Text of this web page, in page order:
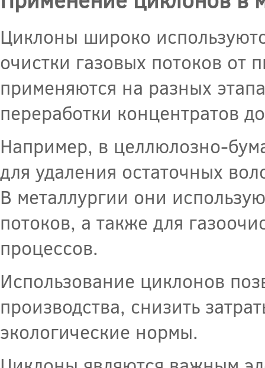
Циклоны широко
очистки газовых потоков
применяются на разных
переработки концентратов
Например, в целлюлозно-
для удаления остаточных
В металлургии они
потоков, а также для
процессов.
Использование циклонов
производства, снизить
экологические нормы.